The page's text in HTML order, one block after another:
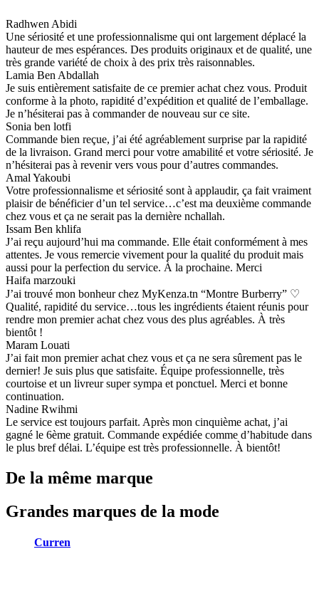
Radhwen Abidi
Une sériosité et une professionnalisme qui ont largement déplacé la
hauteur de mes espérances. Des produits originaux et de qualité, une
très grande variété de choix à des prix très raisonnables.
Lamia Ben Abdallah
Je suis entièrement satisfaite de ce premier achat chez vous. Produit
conforme à la photo, rapidité d’expédition et qualité de l’emballage.
Je n’hésiterai pas à commander de nouveau sur ce site.
Sonia ben lotfi
Commande bien reçue, j’ai été agréablement surprise par la rapidité
de la livraison. Grand merci pour votre amabilité et votre sériosité. Je
n’hésiterai pas à revenir vers vous pour d’autres commandes.
Amal Yakoubi
Votre professionnalisme et sériosité sont à applaudir, ça fait vraiment
plaisir de bénéficier d’un tel service…c’est ma deuxième commande
chez vous et ça ne serait pas la dernière nchallah.
Issam Ben khlifa
J’ai reçu aujourd’hui ma commande. Elle était conformément à mes
attentes. Je vous remercie vivement pour la qualité du produit mais
aussi pour la perfection du service. À la prochaine. Merci
Haifa marzouki
J’ai trouvé mon bonheur chez MyKenza.tn “Montre Burberry” ♡
Qualité, rapidité du service…tous les ingrédients étaient réunis pour
rendre mon premier achat chez vous des plus agréables. À très
bientôt !
Maram Louati
J’ai fait mon premier achat chez vous et ça ne sera sûrement pas le
dernier! Je suis plus que satisfaite. Équipe professionnelle, très
courtoise et un livreur super sympa et ponctuel. Merci et bonne
continuation.
Nadine Rwihmi
Le service est toujours parfait. Après mon cinquième achat, j’ai
gagné le 6ème gratuit. Commande expédiée comme d’habitude dans
le plus bref délai. L’équipe est très professionnelle. À bientôt!
De la même marque
Grandes marques de la mode
Curren